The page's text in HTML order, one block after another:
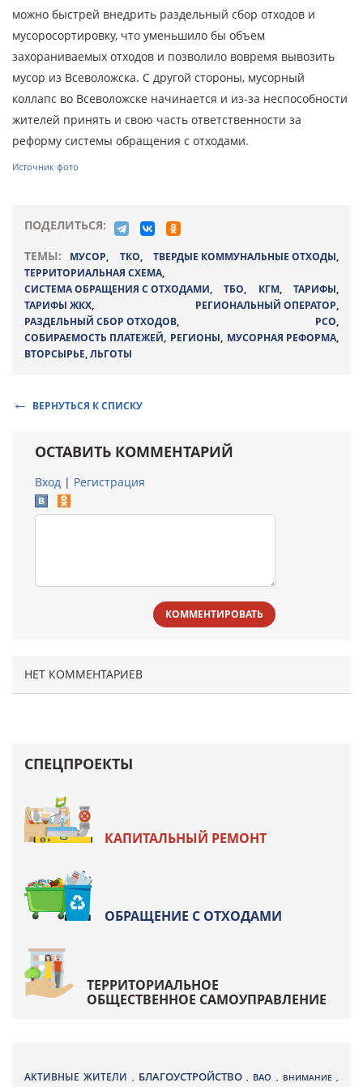
можно быстрей внедрить раздельный сбор отходов и
мусоросортировку, что уменьшило бы объем
захораниваемых отходов и позволило вовремя вывозить
мусор из Всеволожска. С другой стороны, мусорный
коллапс во Всеволожске начинается и из-за неспособности
жителей принять и свою часть ответственности за
реформу системы обращения с отходами.
Источник фото
ПОДЕЛИТЬСЯ:
ТЕМЫ:
МУСОР, ТКО, ТВЕРДЫЕ КОММУНАЛЬНЫЕ ОТХОДЫ,
ТЕРРИТОРИАЛЬНАЯ СХЕМА,
СИСТЕМА ОБРАЩЕНИЯ С ОТХОДАМИ,ТБО, КГМ,ТАРИФЫ,
ТАРИФЫ ЖКХ, РЕГИОНАЛЬНЫЙ ОПЕРАТОР,
РАЗДЕЛЬНЫЙ СБОР ОТХОДОВ, РСО,
СОБИРАЕМОСТЬ ПЛАТЕЖЕЙ, РЕГИОНЫ, МУСОРНАЯ РЕФОРМА,
ВТОРСЫРЬЕ,ЛЬГОТЫ
ВЕРНУТЬСЯ К СПИСКУ
ОСТАВИТЬ КОММЕНТАРИЙ
Вход | Регистрация
КОММЕНТИРОВАТЬ
НЕТ КОММЕНТАРИЕВ
СПЕЦПРОЕКТЫ
КАПИТАЛЬНЫЙ РЕМОНТ
ОБРАЩЕНИЕ С ОТХОДАМИ
ТЕРРИТОРИАЛЬНОЕ
ОБЩЕСТВЕННОЕ САМОУПРАВЛЕНИЕ
АКТИВНЫЕ ЖИТЕЛИ , БЛАГОУСТРОЙСТВО , ВАО , ВНИМАНИЕ ,